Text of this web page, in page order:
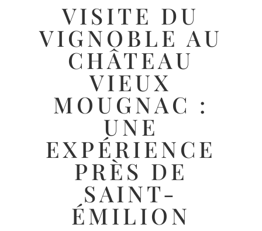
VISITE DU
VIGNOBLE AU
CHÂTEAU
VIEUX
MOUGNAC :
UNE
EXPÉRIENCE
PRÈS DE
SAINT-
ÉMILION